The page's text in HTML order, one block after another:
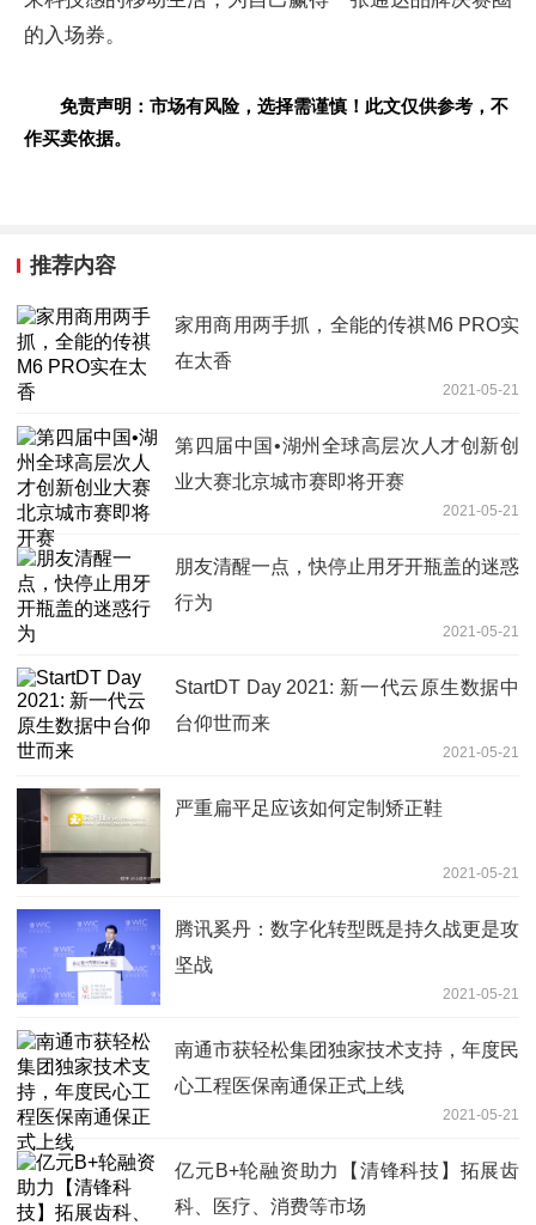
的入场券。
免责声明：市场有风险，选择需谨慎！此文仅供参考，不
作买卖依据。
推荐内容
家用商用两手抓，全能的传祺M6 PRO实
在太香
2021-05-21
第四届中国•湖州全球高层次人才创新创
业大赛北京城市赛即将开赛
2021-05-21
朋友清醒一点，快停止用牙开瓶盖的迷惑
行为
2021-05-21
StartDT Day 2021: 新一代云原生数据中
台仰世而来
2021-05-21
严重扁平足应该如何定制矫正鞋
2021-05-21
腾讯奚丹：数字化转型既是持久战更是攻
坚战
2021-05-21
南通市获轻松集团独家技术支持，年度民
心工程医保南通保正式上线
2021-05-21
亿元B+轮融资助力【清锋科技】拓展齿
科、医疗、消费等市场